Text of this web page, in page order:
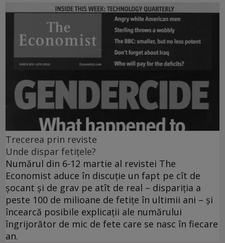
Trecerea prin reviste
Unde dispar fetiţele?
Numărul din 6-12 martie al revistei The
Economist aduce în discuţie un fapt pe cît de
şocant şi de grav pe atît de real – dispariţia a
peste 100 de milioane de fetiţe în ultimii ani – şi
încearcă posibile explicaţii ale numărului
îngrijorător de mic de fete care se nasc în fiecare
an.